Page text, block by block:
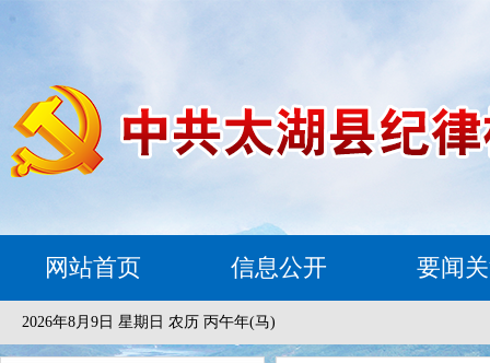
网站首页 信息公开 要闻
2026年8月9日 星期日 农历 丙午年(马)